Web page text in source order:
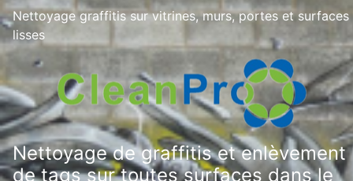
Nettoyage graffitis sur vitrines, murs, portes et surfaces
lisses
Nettoyage de graffitis et enlèvement
de tags sur toutes surfaces dans le